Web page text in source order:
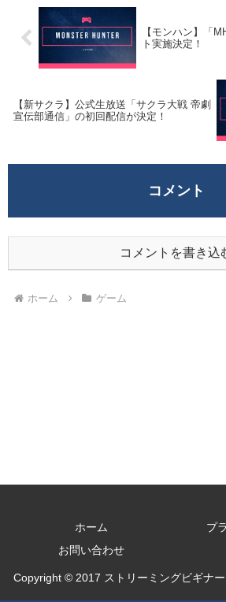
【モンハン】「
ト実施決定！
【新サクラ】公式生放送「サクラ大戦 帝劇
宣伝部通信」の初回配信が決定！
コメント
コメントを書き込
ホーム ゲーム
ホーム
プ
お問い合わせ
Copyright © 2017 ストリーミングビギナ